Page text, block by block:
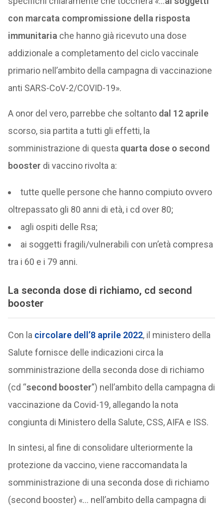
con marcata compromissione della risposta
immunitaria che hanno già ricevuto una dose
addizionale a completamento del ciclo vaccinale
primario nell’ambito della campagna di vaccinazione
anti SARS-CoV-2/COVID-19».
A onor del vero, parrebbe che soltanto dal 12 aprile
scorso, sia partita a tutti gli effetti, la
somministrazione di questa quarta dose o second
booster di vaccino rivolta a:
tutte quelle persone che hanno compiuto ovvero
oltrepassato gli 80 anni di età, i cd over 80;
agli ospiti delle Rsa;
ai soggetti fragili/vulnerabili con un’età compresa
tra i 60 e i 79 anni.
La seconda dose di richiamo, cd second
booster
Con la circolare dell’8 aprile 2022, il ministero della
Salute fornisce delle indicazioni circa la
somministrazione della seconda dose di richiamo
(cd “second booster”) nell’ambito della campagna di
vaccinazione da Covid-19, allegando la nota
congiunta di Ministero della Salute, CSS, AIFA e ISS.
In sintesi, al fine di consolidare ulteriormente la
protezione da vaccino, viene raccomandata la
somministrazione di una seconda dose di richiamo
(second booster) «… nell’ambito della campagna di